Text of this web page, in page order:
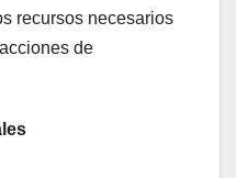
recursos necesarios
de